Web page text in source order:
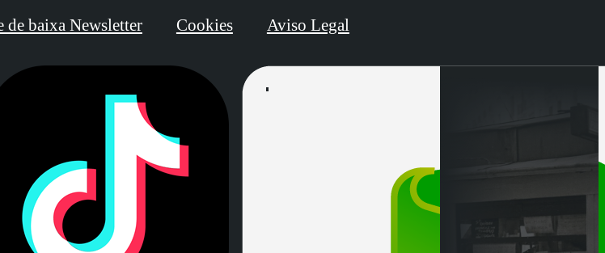
de baixa Newsletter Cookies Aviso Legal